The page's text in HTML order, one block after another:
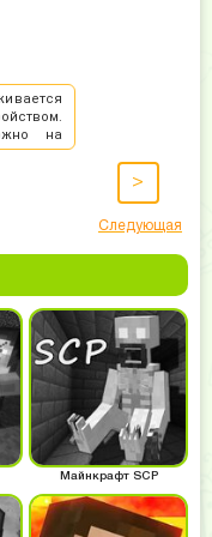
>
Следующая
Майнкрафт SCP